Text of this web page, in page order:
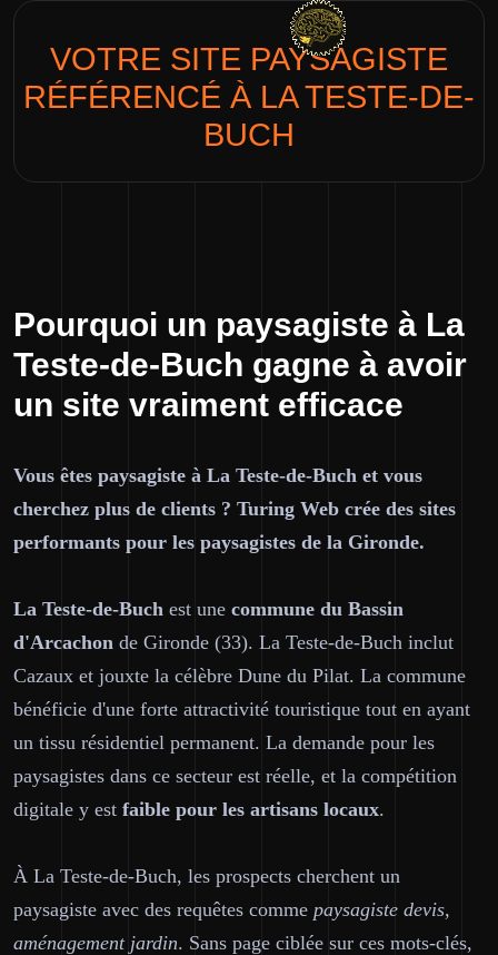
VOTRE SITE PAYSAGISTE
RÉFÉRENCÉ À LA TESTE-DE-
BUCH
Pourquoi un paysagiste à La
Teste-de-Buch gagne à avoir
un site vraiment efficace
Vous êtes paysagiste à La Teste-de-Buch et vous
cherchez plus de clients ? Turing Web crée des sites
performants pour les paysagistes de la Gironde.
La Teste-de-Buch est une commune du Bassin
d'Arcachon de Gironde (33). La Teste-de-Buch inclut
Cazaux et jouxte la célèbre Dune du Pilat. La commune
bénéficie d'une forte attractivité touristique tout en ayant
un tissu résidentiel permanent. La demande pour les
paysagistes dans ce secteur est réelle, et la compétition
digitale y est faible pour les artisans locaux.
À La Teste-de-Buch, les prospects cherchent un
paysagiste avec des requêtes comme paysagiste devis,
aménagement jardin. Sans page ciblée sur ces mots-clés,